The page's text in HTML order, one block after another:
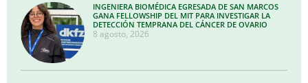
INGENIERA BIOMÉDICA EGRESADA DE SAN MARCOS
GANA FELLOWSHIP DEL MIT PARA INVESTIGAR LA
DETECCIÓN TEMPRANA DEL CÁNCER DE OVARIO
8 agosto, 2026